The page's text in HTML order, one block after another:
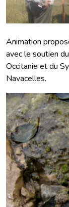
Animation
avec le soutien
Occitanie et du
Navacelles.